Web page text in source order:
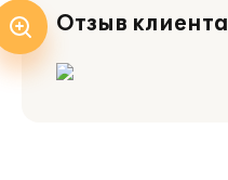
Отзыв клиента